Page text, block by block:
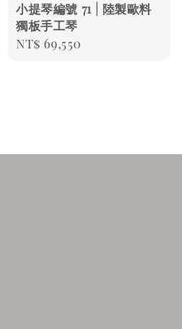
小提琴編號 71 | 陸製歐料
獨板手工琴
Regular
NT$ 69,550